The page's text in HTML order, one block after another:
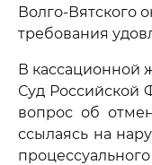
Волго-Вятского
требования
В кассационной
Суд Российской
вопрос об
ссылаясь на